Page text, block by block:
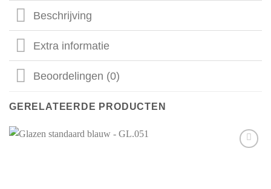
Beschrijving
Extra informatie
Beoordelingen (0)
GERELATEERDE PRODUCTEN